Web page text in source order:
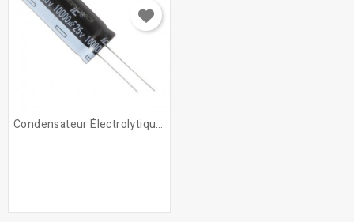
Condensateur Électrolytique...